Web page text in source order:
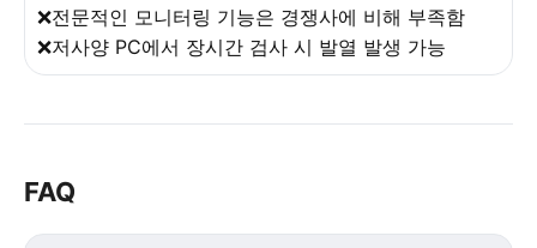
❌전문적인 모니터링 기능은 경쟁사에 비해 부족함
❌저사양 PC에서 장시간 검사 시 발열 발생 가능
FAQ